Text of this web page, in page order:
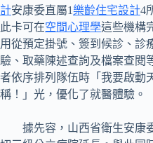
計安康委直屬1樂齡住宅設計4
此卡可在空間心理學這些機構
用從預定掛號、簽到候診、診
驗、取藥陳述查詢及檔案查閱
者依序排列隊伍時「我要啟動
稱！」光，優化了就醫體驗。
據先容，山西省衛生安康